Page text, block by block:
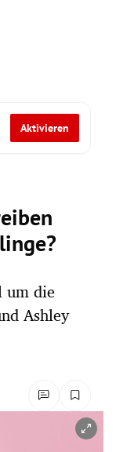
Aktivieren
um die
Ashley